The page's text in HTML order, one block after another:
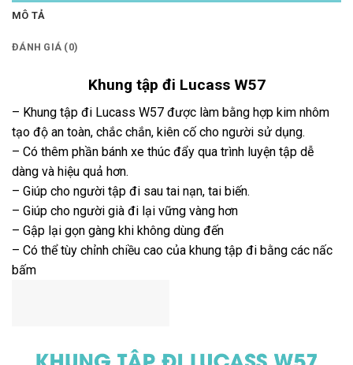
MÔ TẢ
ĐÁNH GIÁ (0)
Khung tập đi Lucass W57
– Khung tập đi Lucass W57 được làm bằng hợp kim nhôm
tạo độ an toàn, chắc chắn, kiên cố cho người sử dụng.
– Có thêm phần bánh xe thúc đẩy qua trình luyện tập dễ
dàng và hiệu quả hơn.
– Giúp cho người tập đi sau tai nạn, tai biến.
– Giúp cho người già đi lại vững vàng hơn
– Gập lại gọn gàng khi không dùng đến
– Có thể tùy chỉnh chiều cao của khung tập đi bằng các nấc
bấm